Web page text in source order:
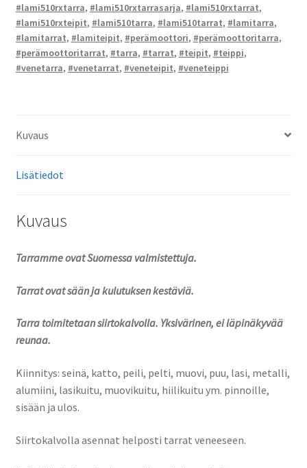
#lami510rxtarra, #lami510rxtarrasarja, #lami510rxtarrat,
#lami510rxteipit, #lami510tarra, #lami510tarrat, #lamitarra,
#lamitarrat, #lamiteipit, #perämoottori, #perämoottoritarra,
#perämoottoritarrat, #tarra, #tarrat, #teipit, #teippi,
#venetarra, #venetarrat, #veneteipit, #veneteippi
Kuvaus
Lisätiedot
Kuvaus
Tarramme ovat Suomessa valmistettuja.
Tarrat ovat sään ja kulutuksen kestäviä.
Tarra toimitetaan siirtokalvolla. Yksivärinen, ei läpinäkyvää
reunaa.
Kiinnitys: seinä, katto, peili, pelti, muovi, puu, lasi, metalli,
alumiini, lasikuitu, muovikuitu, hiilikuitu ym. pinnoille,
sisään ja ulos.
Siirtokalvolla asennat helposti tarrat veneeseen.